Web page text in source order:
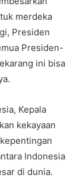
merdeka
Presiden
Presiden-
ini bisa
Kepala
kekayaan
Indonesia
di dunia.